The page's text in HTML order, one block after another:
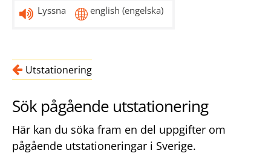
Lyssna english (engelska)
Utstationering
Sök pågående utstationering
Här kan du söka fram en del uppgifter om
pågående utstationeringar i Sverige.